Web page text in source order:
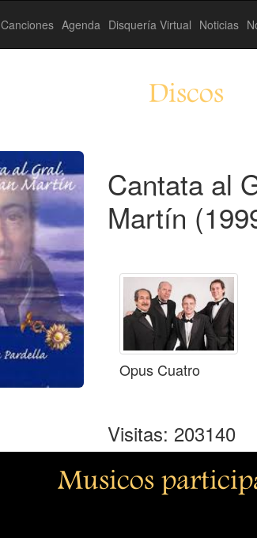
Canciones Agenda Disquería Virtual Noticias
Discos
Cantata al
Martín
Opus Cuatro
Visitas: 203140
Musicos